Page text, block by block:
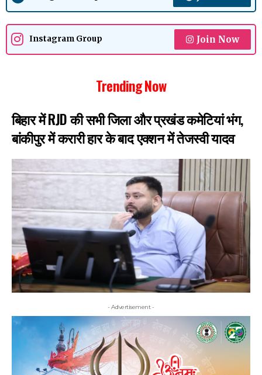
Instagram Group Join Now
Trending Now
बिहार में RJD की सभी जिला और प्रखंड कमेटियां भंग,
बांकीपुर में करारी हार के बाद एक्शन में तेजस्वी यादव
- Advertisement -